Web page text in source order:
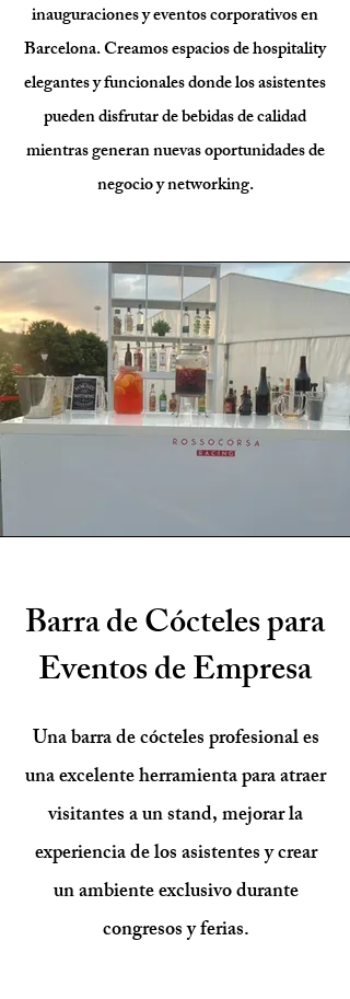
inauguraciones y eventos corporativos en
Barcelona. Creamos espacios de hospitality
elegantes y funcionales donde los asistentes
pueden disfrutar de bebidas de calidad
mientras generan nuevas oportunidades de
negocio y networking.
Barra de Cócteles para
Eventos de Empresa
Una barra de cócteles profesional es
una excelente herramienta para atraer
visitantes a un stand, mejorar la
experiencia de los asistentes y crear
un ambiente exclusivo durante
congresos y ferias.